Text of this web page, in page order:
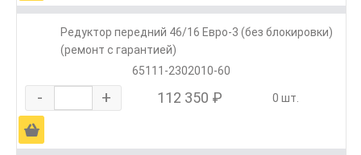
Редуктор передний 46/16 Евро-3 (без блокировки)
(ремонт с гарантией)
65111-2302010-60
- + 112 350 ₽ 0 шт.
Ä